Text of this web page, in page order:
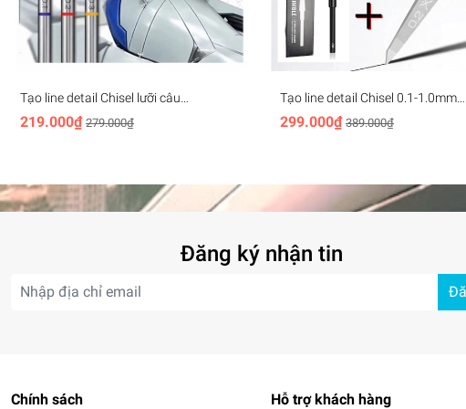
đa dung giúp thao tác dễ dàng hơn
#holder
Tạo line detail Chisel lưỡi câu
KURAKAWA 0.1-1.0mm ET9 Hook Line
Knife + cán
219.000₫ 279.000₫
Tạo line detail Chisel 0.1-1.0mm
KURAKAWA Master Engraver
Pro + Cán cao cấp
299.000₫ 389.000₫
Đăng ký nhận tin
Chính sách Hỗ trợ khách hàng